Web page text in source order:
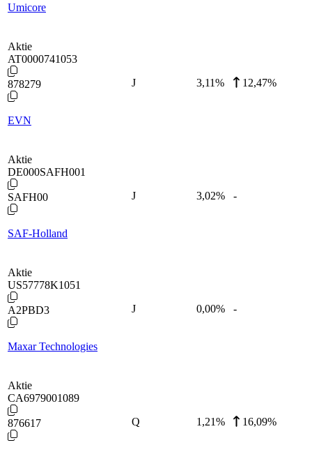
Umicore
Aktie
AT0000741053
878279
EVN
J 3,11% 12,47%
Aktie
DE000SAFH001
SAFH00
SAF-Holland
J 3,02% -
Aktie
US57778K1051
A2PBD3
Maxar Technologies
J 0,00% -
Aktie
CA6979001089
876617 Q 1,21% 16,09%